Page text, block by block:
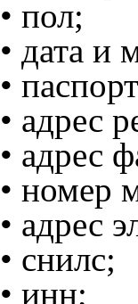
• пол;
• дата и
•
• адрес
• адрес
• номер
• адрес
• снилс;
• инн;